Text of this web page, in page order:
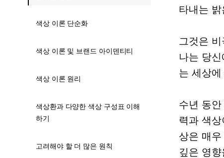
타내는
그것은
나는 당
는 세상
수년 동
력과 색
상은 매
깊은 영
색상 이론 단순화
색상 이론 및 브랜드 아이덴티티
색상 이론 원리
색상환과 다양한 색상 구성표 이해
하기
고려해야 할 더 많은 원칙